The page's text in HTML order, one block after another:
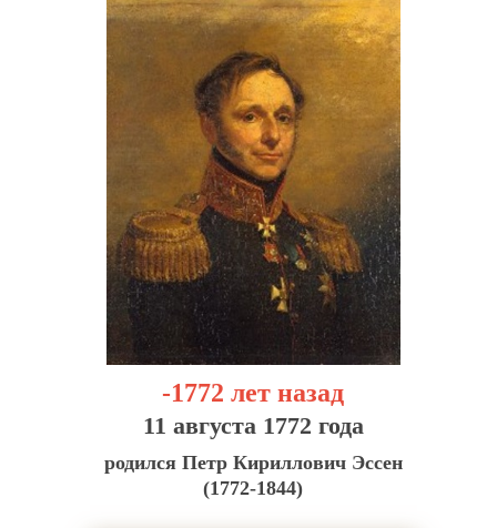
-1772 лет назад
11 августа 1772 года
родился Петр Кириллович Эссен
(1772-1844)